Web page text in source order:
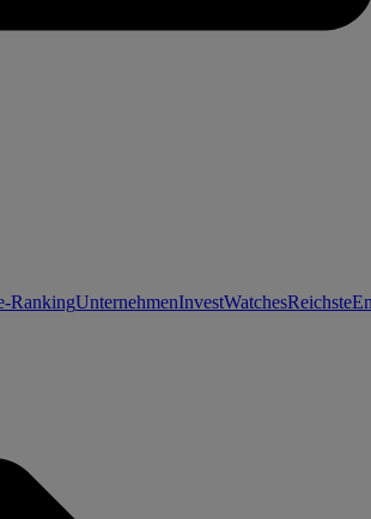
RankingUnternehmenInvestWatchesReichste